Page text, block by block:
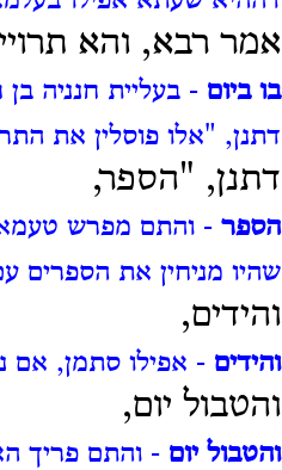
אמר רבא, והא
בו ביום - בעליית חנניה
דתנן, "אלו פוסלין את
דתנן, "הספר,
הספר - והתם מפרש
שהיו מניחין את הספרים
והידים,
והידים - אפילו סתמן, אם
והטבול יום,
והטבול יום - והתם פריך